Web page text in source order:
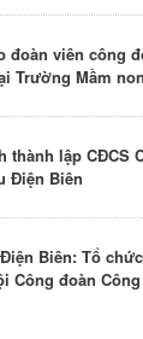
đoàn viên công
Trường Mầm
thành lập CĐCS
Điện Biên
Biên: Tổ
Công đoàn